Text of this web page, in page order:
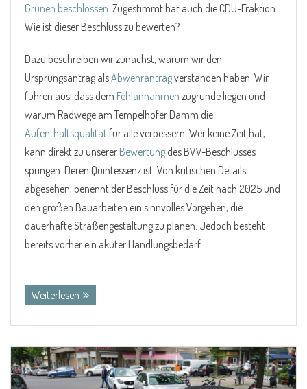
Grünen beschlossen . Zugestimmt hat auch die CDU-Fraktion.
Wie ist dieser Beschluss zu bewerten?
Dazu beschreiben wir zunächst, warum wir den
Ursprungsantrag alsAbwehrantragverstanden haben. Wir
führen aus, dass dem Fehlannahmen zugrunde liegen und
warum Radwege am Tempelhofer Damm die
Aufenthaltsqualität für alle verbessern. Wer keine Zeit hat,
kann direkt zu unserer Bewertung des BVV-Beschlusses
springen. Deren Quintessenz ist: Von kritischen Details
abgesehen, benennt der Beschluss für die Zeit nach 2025 und
den großen Bauarbeiten ein sinnvolles Vorgehen, die
dauerhafte Straßengestaltung zu planen. Jedoch besteht
bereits vorher ein akuter Handlungsbedarf.
Weiterlesen